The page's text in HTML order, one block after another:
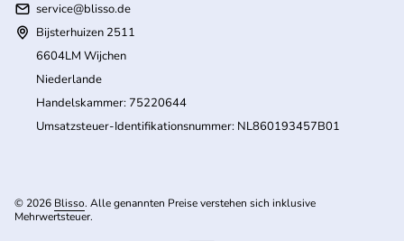
service@blisso.de
Bijsterhuizen 2511
6604LM Wijchen
Niederlande
Handelskammer: 75220644
Umsatzsteuer-Identifikationsnummer: NL860193457B01
© 2026 Blisso. Alle genannten Preise verstehen sich inklusive
Mehrwertsteuer.